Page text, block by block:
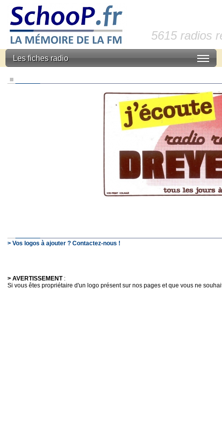
5615 radios
Les fiches radio
> Vos logos à ajouter ? Contactez-nous !
> AVERTISSEMENT:
Si vous êtes propriétaire d'un logo présent sur nos pages et que vous ne